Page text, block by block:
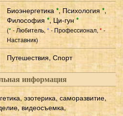
Биоэнергетика *,Психология *,
Философия*,Ци-гун*
(*- Любитель, * - Профессионал, * -
Наставник)
Путешествия, Спорт
информация
эзотерика, саморазвитие,
видеосъемка,